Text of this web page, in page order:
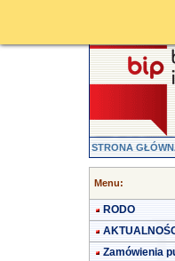
STRONA
Menu:
RODO
Zamówienia